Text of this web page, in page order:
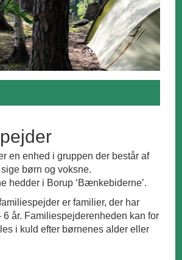
en enhed i gruppen der består af
børn og voksne.
hedder i Borup ‘Bænkebiderne’.
er familier, der har
6 år. Familiespejderenheden kan for
i kuld efter børnenes alder eller